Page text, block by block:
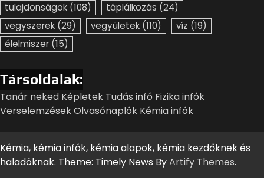
tulajdonságok (108) táplálkozás (24)
vegyszerek (29) vegyületek (110) víz (19)
élelmiszer (15)
Társoldalak:
Tanár neked Képletek Tudás infó Fizika infók
VerselemzésekOlvasónaplók Kémia infók
Kémia, kémia infók, kémia alapok, kémia kezdőknek és
haladóknak. Theme: Timely News ByArtify Themes.